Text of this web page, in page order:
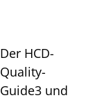
Der HCD-
Quality-
Guide3 und